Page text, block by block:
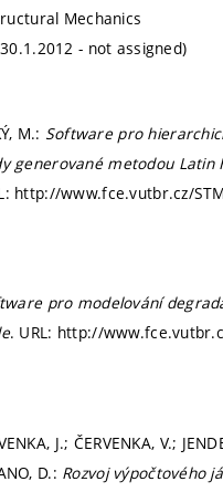
Mechanics
- not assigned)
M.: Software pro
generované metodou Latin
http://www.fce.vutbr.cz/
pro modelování
. URL: http://
J.; ČERVENKA, V.;
D.: Rozvoj výpočtového